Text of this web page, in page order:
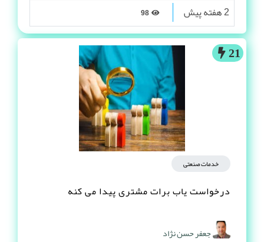
2 هفته پیش
21
خدمات صنعتی
درخواست یاب برات مشتری پیدا می کنه
جعفر حسن نژاد